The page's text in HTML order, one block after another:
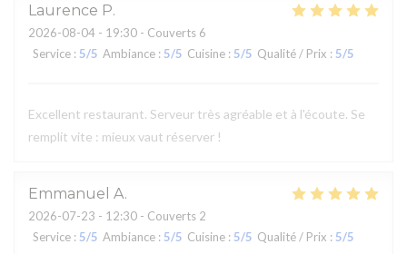
Laurence P
2026-08-04 - 19:30 - Couverts 6
Service : 5/5 Ambiance : 5/5 Cuisine : 5/5 Qualité / Prix : 5/5
Excellent restaurant. Serveur très agréable et à l'écoute. Se
remplit vite : mieux vaut réserver !
Emmanuel A
2026-07-23 - 12:30 - Couverts 2
Service : 5/5 Ambiance : 5/5 Cuisine : 5/5 Qualité / Prix : 5/5